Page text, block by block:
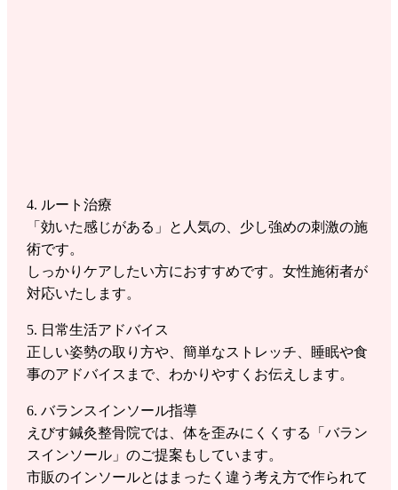
4. ルート治療
「効いた感じがある」と人気の、少し強めの刺激の施
術です。
しっかりケアしたい方におすすめです。女性施術者が
対応いたします。
5. 日常生活アドバイス
正しい姿勢の取り方や、簡単なストレッチ、睡眠や食
事のアドバイスまで、わかりやすくお伝えします。
6. バランスインソール指導
えびす鍼灸整骨院では、体を歪みにくくする「バラン
スインソール」のご提案もしています。
市販のインソールとはまったく違う考え方で作られて